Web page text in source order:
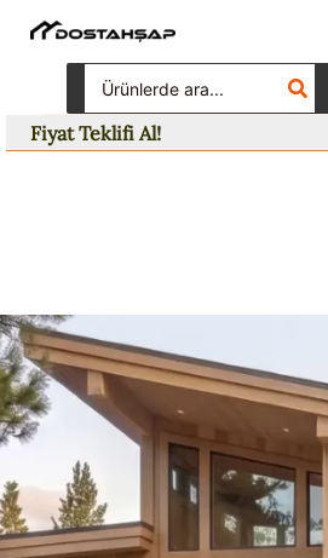
for:
Fiyat Teklifi Al!